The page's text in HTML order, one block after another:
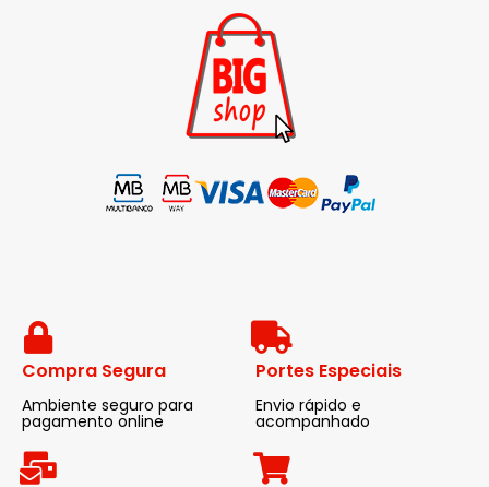
Compra Segura
Ambiente seguro para
pagamento online
Portes Especiais
Envio rápido e
acompanhado